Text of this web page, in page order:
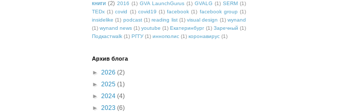
книги (2) 2016 (1) GVA LaunchGurus (1) GVALG (1) SERM (1)
TEDx (1) covid (1) covid19 (1) facebook (1) facebook group (1)
insidelike (1) podcast (1) reading list (1) visual design (1) wynand
(1) wynand news (1) youtube (1) Екатеринбург (1) Заречный (1)
Подкастwalk (1) РГГУ (1) иннополис (1) коронавирус (1)
Архив блога
► 2026 (2)
► 2025 (1)
► 2024 (4)
► 2023 (6)